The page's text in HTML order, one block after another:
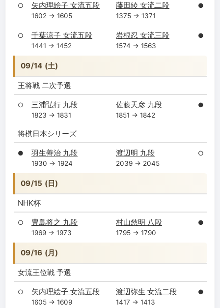
○ 矢内理絵子 女流五段
1602 → 1605
藤田綾 女流二段
1375 → 1371
●
○ 千葉涼子 女流五段
1441 → 1452
岩根忍 女流三段
1574 → 1563
●
09/14 (土)
王将戦 二次予選
○ 三浦弘行 九段
1823 → 1831
佐藤天彦 九段
1851 → 1842
●
将棋日本シリーズ
● 羽生善治 九段
1930 → 1924
渡辺明 九段
2039 → 2045
○
09/15 (日)
NHK杯
○ 豊島将之 九段
1969 → 1973
村山慈明 八段
1795 → 1790
●
09/16 (月)
女流王位戦 予選
○ 矢内理絵子 女流五段
1605 → 1609
渡辺弥生 女流二段
1417 → 1413
●